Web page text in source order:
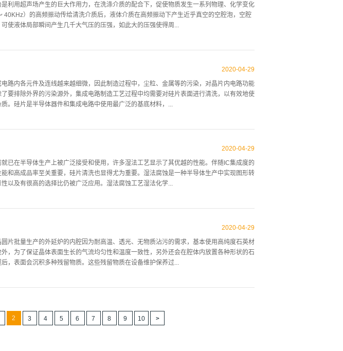
的，这样会导致侧向出现腐蚀。因此，刻蚀后得到的图形结构不是理想的垂直墙；湿法刻蚀
使得刻蚀效 果变差。 提高湿法设备刻蚀均匀性的方法 刻蚀均匀性是一种衡量刻蚀工艺在晶
片产品质 量的关键指标之一。刻蚀速率和刻蚀剖面与图形 尺寸及密度是影响刻蚀均匀性的
均匀性刻蚀会产生额外的过刻蚀。刻蚀溶液的温度控制 刻蚀溶液温度是硅湿...
利用超声场产生的巨大作用力，在洗涤介质的配合下，促使物质发生一系列物理、化学变化
40KHz）的高频振动传给清洗介质后，液体介质在高频振动下产生近乎真空的空腔泡，空腔
使液体局部瞬间产生几千大气压的压强，如此大的压强使得周...
分解、化合）等；2. 当空腔泡的固有频率和超声频率相等时，可产生共振，共振的空腔泡
物质的活化，从而使物质发生物理、化学变化。 超声场为清洗提供了巨大的能量，但还需
，一类是有机溶剂，主要是根据相似相溶的化学原理，对有机物如：黏结剂（沥青、松香
滑油进行溶解。在光学洗净中，最初用三氯乙烯、芳香烃、氟里昂等作为清洗剂，这类物质
对大气臭氧层有破坏作用，被逐步禁用。现...
路内各元件及连线越来越细微，因此制造过程中，尘粒、金属等的污染，对晶片内电路功能
要排除外界的污染源外，集成电路制造工艺过程中均需要对硅片表面进行清洗，以有效地使
。硅片是半导体器件和集成电路中使用最广泛的基底材料，...
架，经过多年的不断发展形成。华林科纳是一家湿制程设备公司，是国内最早致力于研究
用于硅晶片2-12inch。二、适用领域半导体、液晶、MEMS等三、设备用途硅晶片化学腐蚀
制部分、化学工艺槽、纯水清洗槽等；并提供与厂务供电、供气、供水、排废水、排气系统
半敞开式，主体使用进口WPP15和10mm厚板材，结构设计充分考虑长期工作在酸腐蚀环
产瓷白PP板，热焊接而成，可长期工作在酸碱腐蚀环境中2、主体：设备为半敞开式，主体
2020-04-29
已在半导体生产上被广泛接受和使用，许多湿法工艺显示了其优越的性能。伴随IC集成度的
和高成品率至关重要，硅片清洗也显得尤为重要。湿法腐蚀是一种半导体生产中实现图形转
以及有很高的选择比仍被广泛应用。湿法腐蚀工艺湿法化学...
用于化学腐蚀的试剂很多，有酸性腐蚀剂，碱性腐蚀剂以及有机腐蚀剂等。根据所选择的腐
这两个因素的限制，因此广泛采用HF—HNO3腐蚀系统。各向异性腐蚀是指对硅的不同晶
可在硅衬底上加工出各种各样的微结构。各向异性腐蚀剂一般分为两类，一类是有机腐蚀
等，另一类是无机腐蚀剂，包括碱性腐蚀液，如KOH、NaOH、NH4OH等。就湿法和干法
成本低，腐蚀厚度可以达到整个硅片的厚度，具有较高的机械灵敏度。但控制腐蚀厚度困
2020-04-29
片批量生产的外延炉的内腔因为耐高温、透光、无物质沾污的需求，基本使用高纯度石英材
，为了保证晶体表面生长的气流均匀性和温度一致性，另外还会在腔体内放置各种形状的石
，表面会沉积多种残留物质。这些残留物质在设备维护保养过...
，友好的人机交互界面，提供更好地操作体验；2.极高的生产效率；3.结合最先进工艺技
，辅助功能齐全；4.最佳的占地面积，节省空间；5.优越的可靠性；6.独特的模块化结构；
2020-04-29
2 3 4 5 6 7 8 9 10